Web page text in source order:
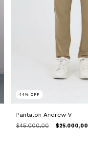
44% OFF
Pantalon Andrew V
$45.000,00 $25.000,00